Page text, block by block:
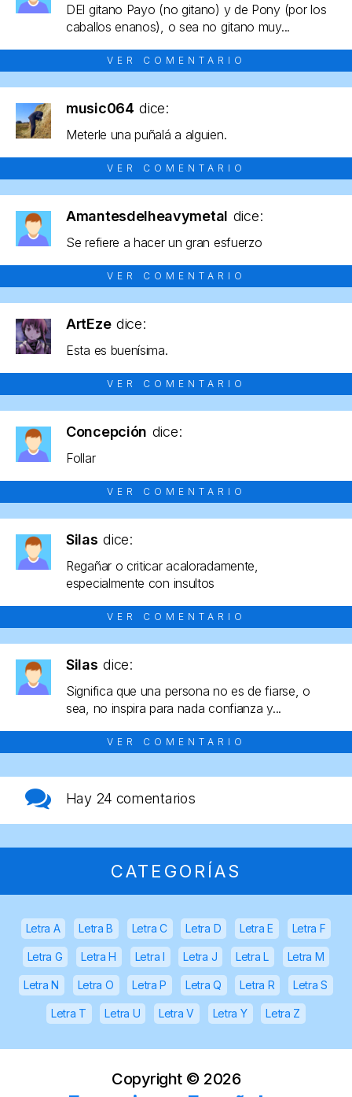
DEl gitano Payo (no gitano) y de Pony (por los
caballos enanos), o sea no gitano muy...
VER COMENTARIO
music064 dice:
Meterle una puñalá a alguien.
VER COMENTARIO
Amantesdelheavymetal dice:
Se refiere a hacer un gran esfuerzo
VER COMENTARIO
ArtEze dice:
Esta es buenísima.
VER COMENTARIO
Concepción dice:
Follar
VER COMENTARIO
Silas dice:
Regañar o criticar acaloradamente,
especialmente con insultos
VER COMENTARIO
Silas dice:
Significa que una persona no es de fiarse, o
sea, no inspira para nada confianza y...
VER COMENTARIO
Hay 24 comentarios
CATEGORÍAS
Letra A Letra B Letra C Letra D Letra E Letra F
Letra G Letra H Letra I Letra J Letra L Letra M
Letra N Letra O Letra P Letra Q Letra R Letra S
Letra T Letra U Letra V Letra Y Letra Z
Copyright © 2026